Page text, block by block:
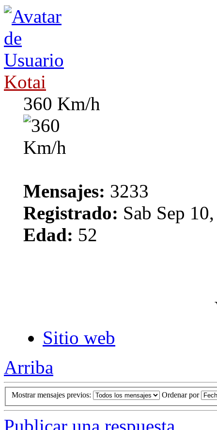
Kotai
360 Km/h
Mensajes: 3233
Registrado: Sab Sep
Edad: 52
Sitio web
Arriba
Mostrar mensajes previos: Ordenar por